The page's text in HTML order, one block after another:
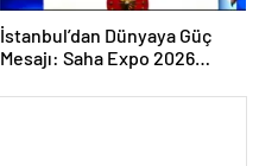
İstanbul’dan Dünyaya Güç
Mesajı: Saha Expo 2026